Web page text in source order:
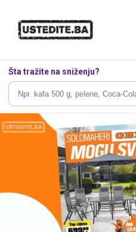
Šta tražite na sniženju?